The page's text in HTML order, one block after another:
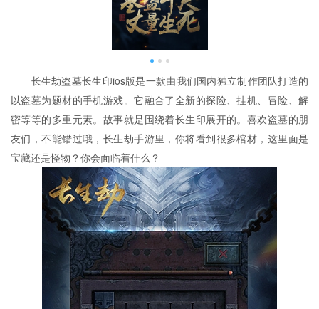
长生劫盗墓长生印ios版是一款由我们国内独立制作团队打造的
以盗墓为题材的手机游戏。它融合了全新的探险、挂机、冒险、解
密等等的多重元素。故事就是围绕着长生印展开的。喜欢盗墓的朋
友们，不能错过哦，长生劫手游里，你将看到很多棺材，这里面是
宝藏还是怪物？你会面临着什么？